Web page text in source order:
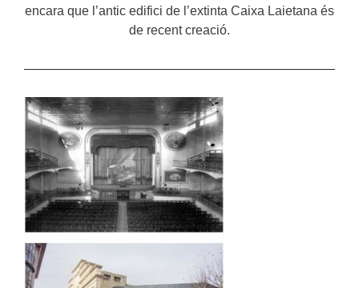
encara que l’antic edifici de l’extinta Caixa Laietana és
de recent creació.